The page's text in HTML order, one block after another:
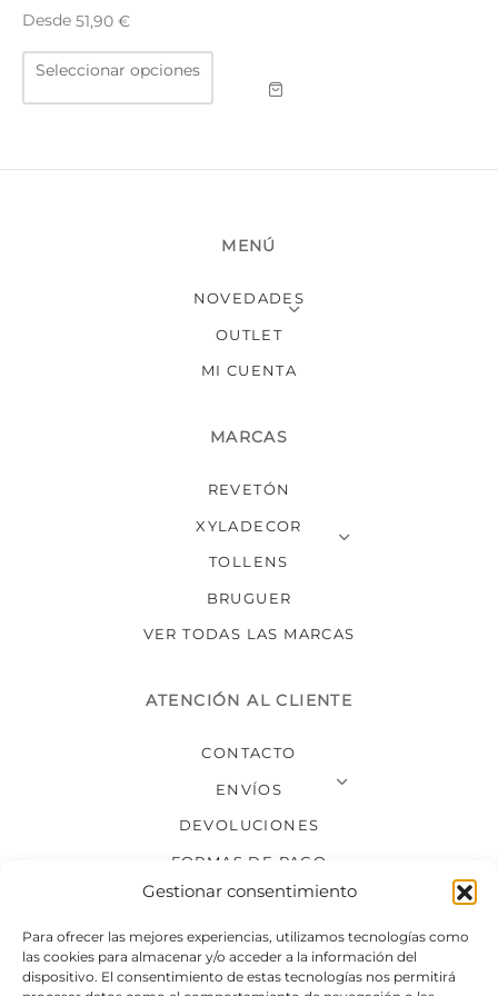
Gestionar consentimiento
Para ofrecer las mejores experiencias, utilizamos tecnologías como
las cookies para almacenar y/o acceder a la información del
dispositivo. El consentimiento de estas tecnologías nos permitirá
Desde 51,90 €
Seleccionar opciones
Este
producto
tiene
se
la
página
MENÚ
NOVEDADES
OUTLET
MI CUENTA
MARCAS
REVETÓN
XYLADECOR
TOLLENS
BRUGUER
VER TODAS LAS MARCAS
ATENCIÓN AL CLIENTE
CONTACTO
ENVÍOS
DEVOLUCIONES
FORMAS DE PAGO
SÍGUENOS
ADHESIVOS Y COLAS
Y SUELOS